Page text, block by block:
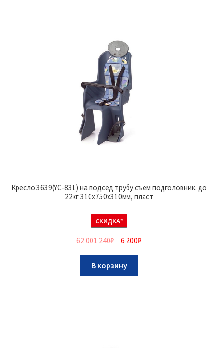
Кресло 3639(YC-831) на подсед трубу съем подголовник. до
22кг 310x750x310мм, пласт
СКИДКА*
62 001 240₽ 6 200₽
В корзину